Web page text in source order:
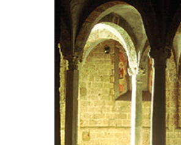
AGGIUNGI AL CARRELLO